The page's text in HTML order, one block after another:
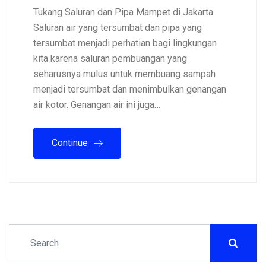
Tukang Saluran dan Pipa Mampet di Jakarta
Saluran air yang tersumbat dan pipa yang
tersumbat menjadi perhatian bagi lingkungan
kita karena saluran pembuangan yang
seharusnya mulus untuk membuang sampah
menjadi tersumbat dan menimbulkan genangan
air kotor. Genangan air ini juga…
Continue